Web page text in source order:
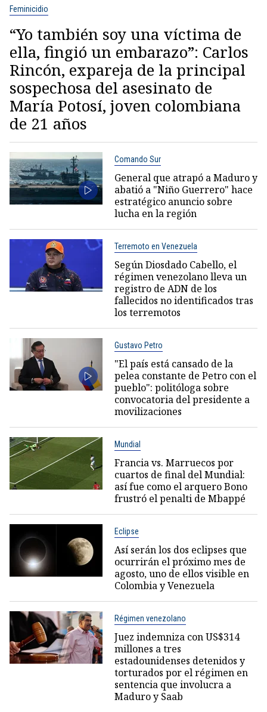
Feminicidio
“Yo también soy una víctima de
ella, fingió un embarazo”: Carlos
Rincón, expareja de la principal
sospechosa del asesinato de
María Potosí, joven colombiana
de 21 años
Comando Sur
General que atrapó a Maduro y
abatió a "Niño Guerrero" hace
estratégico anuncio sobre
lucha en la región
Terremoto en Venezuela
Según Diosdado Cabello, el
régimen venezolano lleva un
registro de ADN de los
fallecidos no identificados tras
los terremotos
Gustavo Petro
"El país está cansado de la
pelea constante de Petro con el
pueblo": politóloga sobre
convocatoria del presidente a
movilizaciones
Mundial
Francia vs. Marruecos por
cuartos de final del Mundial:
así fue como el arquero Bono
frustró el penalti de Mbappé
Eclipse
Así serán los dos eclipses que
ocurrirán el próximo mes de
agosto, uno de ellos visible en
Colombia y Venezuela
Régimen venezolano
Juez indemniza con US$314
millones a tres
estadounidenses detenidos y
torturados por el régimen en
sentencia que involucra a
Maduro y Saab